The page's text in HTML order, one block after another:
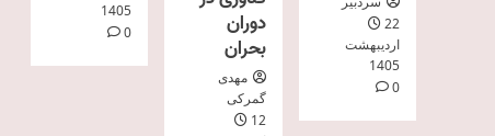
22
اردیبهشت
1405
0
دوران
بحران
مهدی
گمرکی
12
1405
0